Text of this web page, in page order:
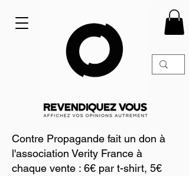
Contre Propagande fait un don à
l'association Verity France à
chaque vente : 6€ par t-shirt, 5€